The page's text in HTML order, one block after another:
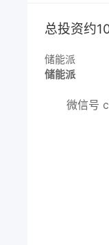
总投资约
储能派
储能派
微信号